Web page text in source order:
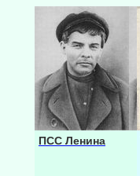
ПСС Ленина